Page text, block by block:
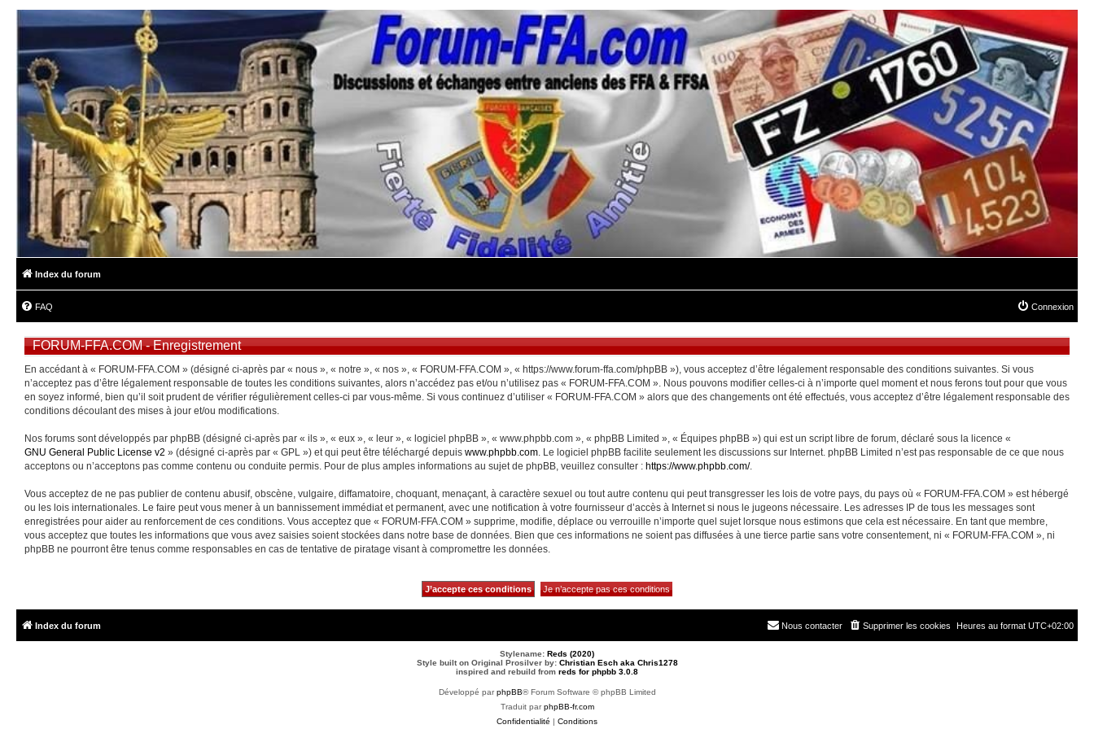
Index du forum
FAQ Connexion
FORUM-FFA.COM - Enregistrement
En accédant à « FORUM-FFA.COM » (désigné ci-après par « nous », « notre », « nos », « FORUM-FFA.COM », « https://www.forum-ffa.com/phpBB »), vous acceptez d’être légalement responsable des conditions suivantes. Si vous
n’acceptez pas d’être légalement responsable de toutes les conditions suivantes, alors n’accédez pas et/ou n’utilisez pas « FORUM-FFA.COM ». Nous pouvons modifier celles-ci à n’importe quel moment et nous ferons tout pour que vous
en soyez informé, bien qu’il soit prudent de vérifier régulièrement celles-ci par vous-même. Si vous continuez d’utiliser « FORUM-FFA.COM » alors que des changements ont été effectués, vous acceptez d’être légalement responsable des
conditions découlant des mises à jour et/ou modifications.
Nos forums sont développés par phpBB (désigné ci-après par « ils », « eux », « leur », « logiciel phpBB », « www.phpbb.com », « phpBB Limited », « Équipes phpBB ») qui est un script libre de forum, déclaré sous la licence «
GNU General Public License v2 » (désigné ci-après par « GPL ») et qui peut être téléchargé depuis www.phpbb.com. Le logiciel phpBB facilite seulement les discussions sur Internet. phpBB Limited n’est pas responsable de ce que nous
acceptons ou n’acceptons pas comme contenu ou conduite permis. Pour de plus amples informations au sujet de phpBB, veuillez consulter : https://www.phpbb.com/.
Vous acceptez de ne pas publier de contenu abusif, obscène, vulgaire, diffamatoire, choquant, menaçant, à caractère sexuel ou tout autre contenu qui peut transgresser les lois de votre pays, du pays où « FORUM-FFA.COM » est hébergé
ou les lois internationales. Le faire peut vous mener à un bannissement immédiat et permanent, avec une notification à votre fournisseur d’accès à Internet si nous le jugeons nécessaire. Les adresses IP de tous les messages sont
enregistrées pour aider au renforcement de ces conditions. Vous acceptez que « FORUM-FFA.COM » supprime, modifie, déplace ou verrouille n’importe quel sujet lorsque nous estimons que cela est nécessaire. En tant que membre,
vous acceptez que toutes les informations que vous avez saisies soient stockées dans notre base de données. Bien que ces informations ne soient pas diffusées à une tierce partie sans votre consentement, ni « FORUM-FFA.COM », ni
phpBB ne pourront être tenus comme responsables en cas de tentative de piratage visant à compromettre les données.
Index du forum Heures au format UTC+02:00
Supprimer les cookies
Nous contacter
Stylename: Reds (2020)
Style built on Original Prosilver by: Christian Esch aka Chris1278
inspired and rebuild from reds for phpbb 3.0.8
Développé parphpBB® Forum Software © phpBB Limited
Traduit parphpBB-fr.com
Confidentialité | Conditions